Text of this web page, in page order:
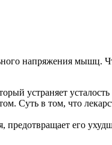
напряжения мышц.
устраняет
Суть в том, что
предотвращает его